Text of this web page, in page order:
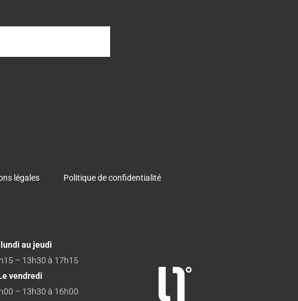
légales Politique de confidentialité
lundi au jeudi
– 13h30 à 17h15
vendredi
– 13h30 à 16h00